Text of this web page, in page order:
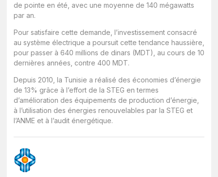
de pointe en été, avec une moyenne de 140 mégawatts
par an.
Pour satisfaire cette demande, l’investissement consacré
au système électrique a poursuit cette tendance haussière,
pour passer à 640 millions de dinars (MDT), au cours de 10
dernières années, contre 400 MDT.
Depuis 2010, la Tunisie a réalisé des économies d’énergie
de 13% grâce à l’effort de la STEG en termes
d’amélioration des équipements de production d’énergie,
à l’utilisation des énergies renouvelables par la STEG et
l’ANME et à l’audit énergétique.